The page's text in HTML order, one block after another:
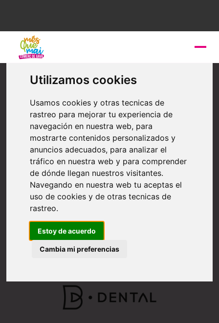
Utilizamos cookies
Usamos cookies y otras tecnicas de
rastreo para mejorar tu experiencia de
navegación en nuestra web, para
mostrarte contenidos personalizados y
anuncios adecuados, para analizar el
tráfico en nuestra web y para comprender
de dónde llegan nuestros visitantes.
Navegando en nuestra web tu aceptas el
uso de cookies y de otras tecnicas de
rastreo.
Estoy de acuerdo
Cambia mi preferencias
Health and wellness
Clinica B-Dental
Clínica B·Dental is a dental clinic in Gavà focused on
offering personalized treatments in a close and quiet
environment. Our team combines medical expertise,
advanced technology and an aesthetic vision to design
healthy and natural smiles. We believe that every
patient deserves time.